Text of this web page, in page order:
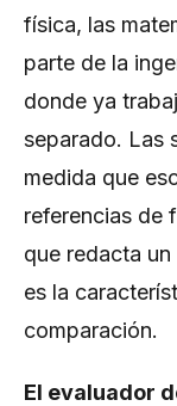
física, las
parte de la
donde ya
separado. Las
medida que
referencias de
que redacta un
es la
comparación.
El evaluador